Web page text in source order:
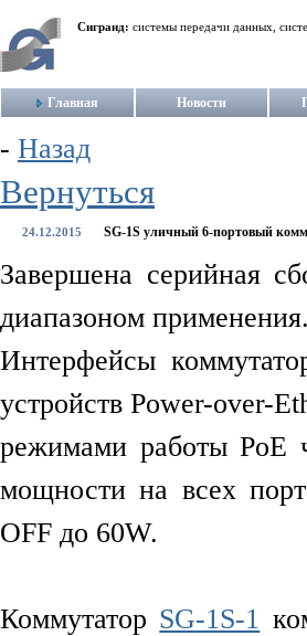
Сигранд: системы передачи данных,
Главная Новости
- Назад
Вернуться
24.12.2015 SG-1S уличный 6-портовый
Завершена серийная
диапазоном применения.
Интерфейсы
устройств Power-over-
режимами работы PoE
мощности на всех
OFF до 60W.
Коммутатор SG-1S-1